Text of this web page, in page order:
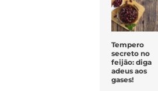
Tempero
secreto no
feijão: diga
adeus aos
gases!